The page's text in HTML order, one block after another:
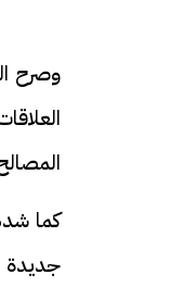
وصرح
كما
جديدة